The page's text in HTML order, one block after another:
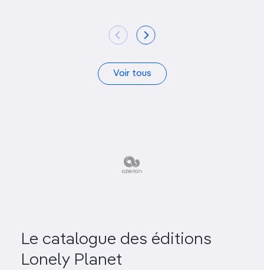
Voir tous
Le catalogue des éditions
Lonely Planet